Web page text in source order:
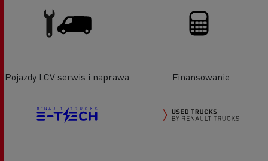
Pojazdy LCV serwis i naprawa Finansowanie